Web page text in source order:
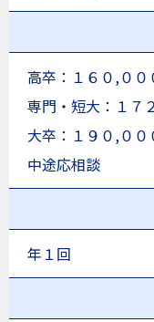
高卒：１６０,００
専門・短大：１７
大卒：１９０,００
中途応相談
年１回